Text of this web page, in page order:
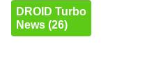
DROID Turbo
News (26)